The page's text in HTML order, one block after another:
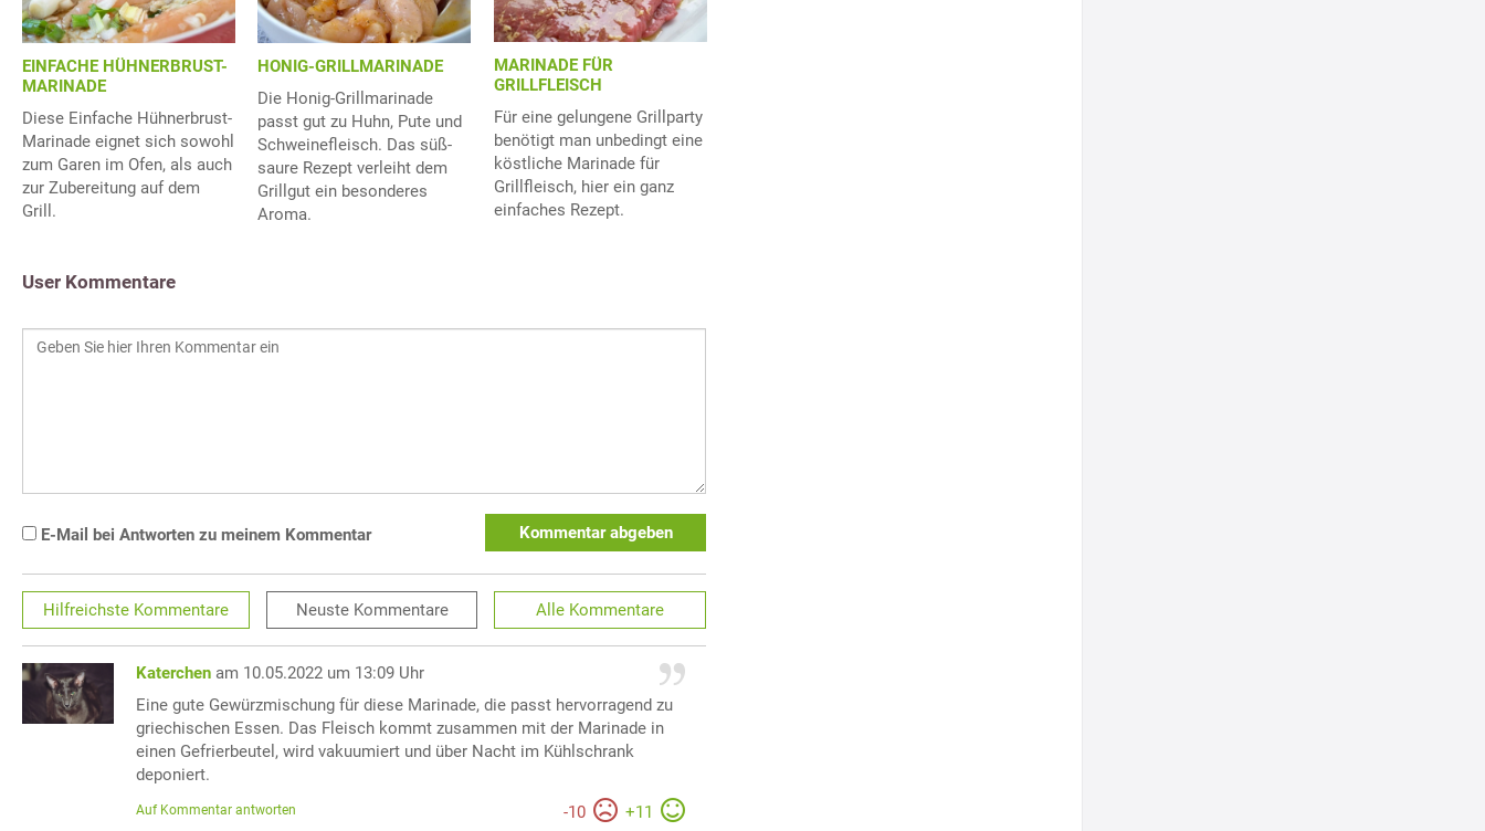
EINFACHE HÜHNERBRUST-
MARINADE
Diese Einfache Hühnerbrust-
Marinade eignet sich sowohl
zum Garen im Ofen, als auch
zur Zubereitung auf dem
Grill.
HONIG-GRILLMARINADE
Die Honig-Grillmarinade
passt gut zu Huhn, Pute und
Schweinefleisch. Das süß-
saure Rezept verleiht dem
Grillgut ein besonderes
Aroma.
MARINADE FÜR
GRILLFLEISCH
Für eine gelungene Grillparty
benötigt man unbedingt eine
köstliche Marinade für
Grillfleisch, hier ein ganz
einfaches Rezept.
User Kommentare
E-Mail bei Antworten zu meinem Kommentar Kommentar abgeben
Hilfreichste Kommentare Neuste Kommentare Alle Kommentare
Katerchen am 10.05.2022 um 13:09 Uhr
Eine gute Gewürzmischung für diese Marinade, die passt hervorragend zu
griechischen Essen. Das Fleisch kommt zusammen mit der Marinade in
einen Gefrierbeutel, wird vakuumiert und über Nacht im Kühlschrank
deponiert.
-10 +11
Auf Kommentar antworten